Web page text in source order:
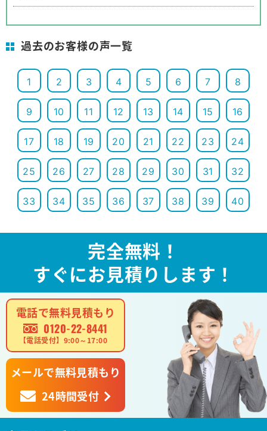
過去のお客様の声一覧
1 2 3 4 5 6 7 8
9 10 11 12 13 14 15 16
17 18 19 20 21 22 23 24
25 26 27 28 29 30 31 32
33 34 35 36 37 38 39 40
完全無料！
すぐにお見積りします！
電話で無料見積もり
0120-22-8441
【電話受付】9:00～17:00
メールで無料見積もり
24時間受付